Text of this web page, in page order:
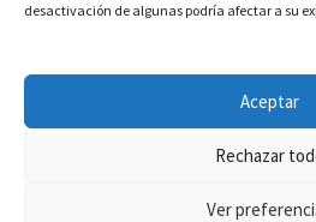
desactivación de algunas podría afectar a su
Aceptar
Rechazar
Ver
LEGAL
Política de privacidad–Aviso Legal
Registro de actividades de